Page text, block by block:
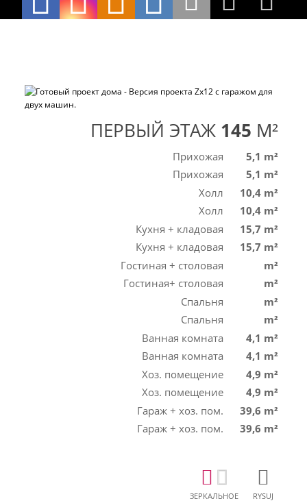
ПЕРВЫЙ ЭТАЖ 145 M²
Прихожая
5,1 m²
Прихожая
5,1 m²
Холл
10,4 m²
Холл
10,4 m²
Кухня + кладовая
15,7 m²
Кухня + кладовая
15,7 m²
Гостиная + столовая
m²
Гостиная+ столовая
m²
Спальня
m²
Спальня
m²
Ванная комната
4,1 m²
Ванная комната
4,1 m²
Хоз. помещение
4,9 m²
Хоз. помещение
4,9 m²
Гараж + хоз. пом.
39,6 m²
Гараж + хоз. пом.
39,6 m²
ЗЕРКАЛЬНОЕ
RYSUJ